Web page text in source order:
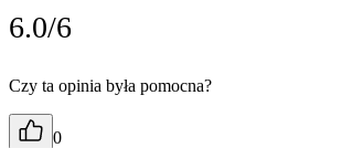
6.0/6
Czy ta opinia była pomocna?
0